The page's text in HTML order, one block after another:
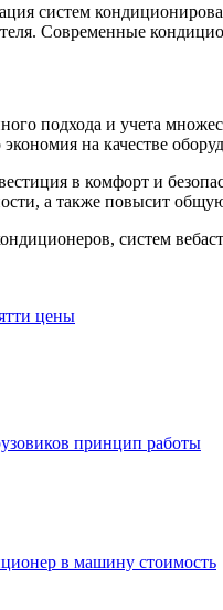
систем
Современные
подхода и учета
на качестве
в комфорт и
а также повысит
систем
цены
принцип работы
в машину стоимость